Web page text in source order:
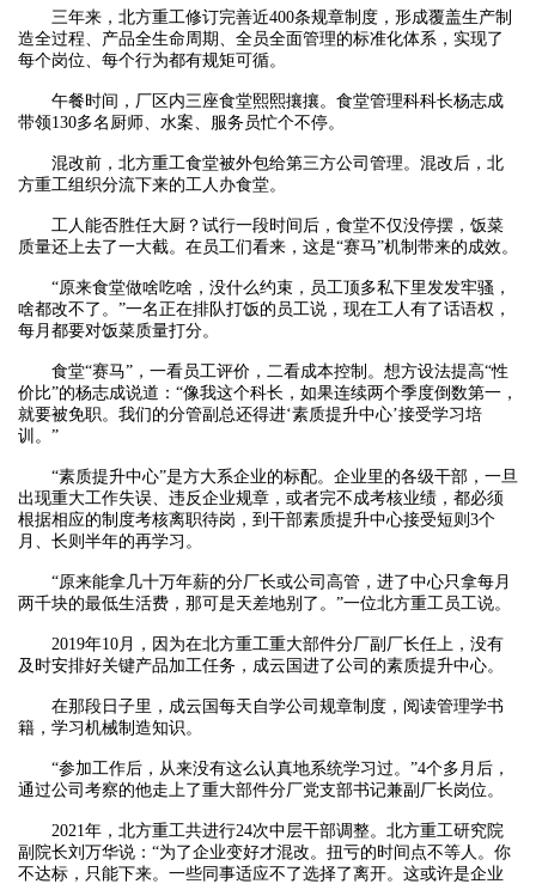
三年来，北方重工修订完善近400条规章制度，形成覆盖生产制
造全过程、产品全生命周期、全员全面管理的标准化体系，实现了
每个岗位、每个行为都有规矩可循。
午餐时间，厂区内三座食堂熙熙攘攘。食堂管理科科长杨志成
带领130多名厨师、水案、服务员忙个不停。
混改前，北方重工食堂被外包给第三方公司管理。混改后，北
方重工组织分流下来的工人办食堂。
工人能否胜任大厨？试行一段时间后，食堂不仅没停摆，饭菜
质量还上去了一大截。在员工们看来，这是“赛马”机制带来的成效。
“原来食堂做啥吃啥，没什么约束，员工顶多私下里发发牢骚，
啥都改不了。”一名正在排队打饭的员工说，现在工人有了话语权，
每月都要对饭菜质量打分。
食堂“赛马”，一看员工评价，二看成本控制。想方设法提高“性
价比”的杨志成说道：“像我这个科长，如果连续两个季度倒数第一，
就要被免职。我们的分管副总还得进‘素质提升中心’接受学习培
训。”
“素质提升中心”是方大系企业的标配。企业里的各级干部，一旦
出现重大工作失误、违反企业规章，或者完不成考核业绩，都必须
根据相应的制度考核离职待岗，到干部素质提升中心接受短则3个
月、长则半年的再学习。
“原来能拿几十万年薪的分厂长或公司高管，进了中心只拿每月
两千块的最低生活费，那可是天差地别了。”一位北方重工员工说。
2019年10月，因为在北方重工重大部件分厂副厂长任上，没有
及时安排好关键产品加工任务，成云国进了公司的素质提升中心。
在那段日子里，成云国每天自学公司规章制度，阅读管理学书
籍，学习机械制造知识。
“参加工作后，从来没有这么认真地系统学习过。”4个多月后，
通过公司考察的他走上了重大部件分厂党支部书记兼副厂长岗位。
2021年，北方重工共进行24次中层干部调整。北方重工研究院
副院长刘万华说：“为了企业变好才混改。扭亏的时间点不等人。你
不达标，只能下来。一些同事适应不了选择了离开。这或许是企业